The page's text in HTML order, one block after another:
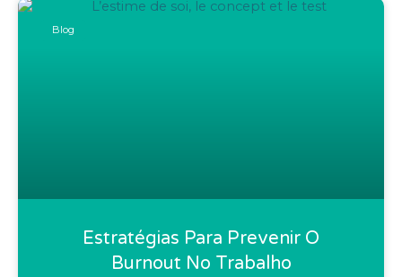
Blog
Estratégias Para Prevenir O
Burnout No Trabalho